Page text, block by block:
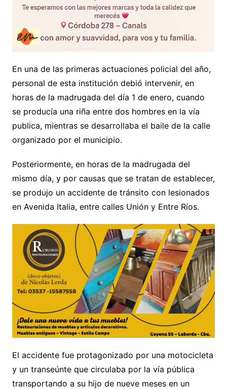
En una de las primeras actuaciones policial del año,
personal de esta institución debió intervenir, en
horas de la madrugada del día 1 de enero, cuando
se producía una riña entre dos hombres en la vía
publica, mientras se desarrollaba el baile de la calle
organizado por el municipio.
Posteriormente, en horas de la madrugada del
mismo día, y por causas que se tratan de establecer,
se produjo un accidente de tránsito con lesionados
en Avenida Italia, entre calles Unión y Entre Ríos.
El accidente fue protagonizado por una motocicleta
y un transeúnte que circulaba por la vía pública
transportando a su hijo de nueve meses en un